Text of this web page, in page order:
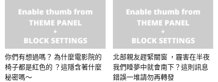
你們有想過嗎？ 為什麼電影院的
椅子都是紅色的 ？這隱含著什麼
秘密嗎～
北部親友趕緊關窗 ，霾害在半夜
我們睡夢中就會南下？這則訊息
錯誤一堆請勿再轉發